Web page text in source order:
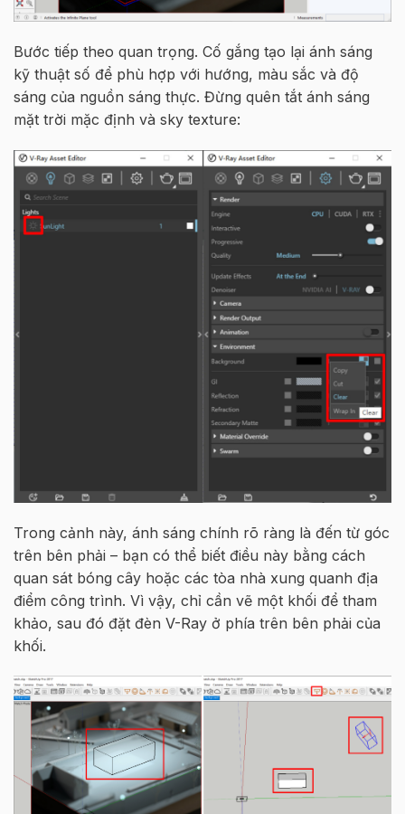
Bước tiếp theo quan trọng. Cố gắng tạo lại ánh sáng
kỹ thuật số để phù hợp với hướng, màu sắc và độ
sáng của nguồn sáng thực. Đừng quên tắt ánh sáng
mặt trời mặc định và sky texture:
Trong cảnh này, ánh sáng chính rõ ràng là đến từ góc
trên bên phải – bạn có thể biết điều này bằng cách
quan sát bóng cây hoặc các tòa nhà xung quanh địa
điểm công trình. Vì vậy, chỉ cần vẽ một khối để tham
khảo, sau đó đặt đèn V-Ray ở phía trên bên phải của
khối.